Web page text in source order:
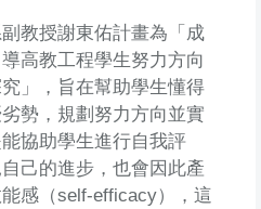
教授謝東佑計畫為「成
高教工程學生努力方向
」，旨在幫助學生懂得
勢，規劃努力方向並實
協助學生進行自我評
己的進步，也會因此產
感（self-efficacy），這